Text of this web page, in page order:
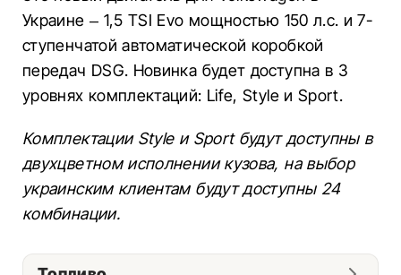
Украине – 1,5 TSI Evo мощностью 150 л.с. и 7-
ступенчатой автоматической коробкой
передач DSG. Новинка будет доступна в 3
уровнях комплектаций: Life, Style и Sport.
Комплектации Style и Sport будут доступны в
двухцветном исполнении кузова, на выбор
украинским клиентам будут доступны 24
комбинации.